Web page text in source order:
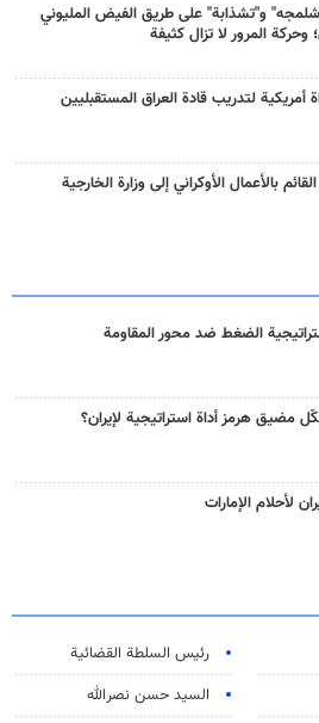
و"تشذابة" على طريق الفيض المليوني
وحركة المرور لا تزال كثيفة
أمريكية لتدريب قادة العراق المستقبليين
بالأعمال الأوكراني إلى وزارة الخارجية
الضغط ضد محور المقاومة
مضيق هرمز أداة استراتيجية لإيران؟
لأحلام الإمارات
رئیس السلطة القضائیة
السيد حسن نصرالله